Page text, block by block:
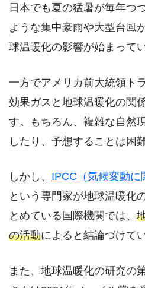
日本でも夏の猛暑が毎年つ
ような集中豪雨や大型台風
球温暖化の影響が始まって
一方でアメリカ前大統領ト
効果ガスと地球温暖化の関
す。もちろん、複雑な自然
したり、予想することは困
しかし、 IPCC（気候変動に
という専門家が地球温暖化
とめている国際機関では、
の活動によると結論づけて
また、地球温暖化の研究の